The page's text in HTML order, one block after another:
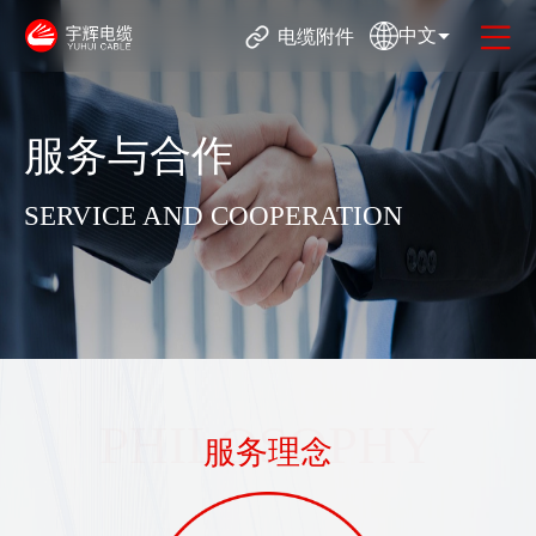
电缆附件 中文
服务与合作
SERVICE AND COOPERATION
PHILOSOPHY
服务理念